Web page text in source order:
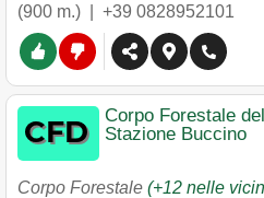
(900 m.) | +39 0828952101
Corpo Forestale
Stazione Buccino
Corpo Forestale (+12 nelle